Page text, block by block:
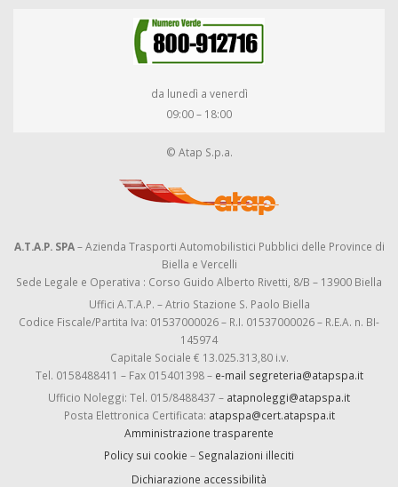
da lunedì a venerdì
09:00 – 18:00
© Atap S.p.a.
A.T.A.P. SPA– Azienda Trasporti Automobilistici Pubblici delle Province di
Biella e Vercelli
Sede Legale e Operativa : Corso Guido Alberto Rivetti, 8/B – 13900 Biella
Uffici A.T.A.P. – Atrio Stazione S. Paolo Biella
Codice Fiscale/Partita Iva: 01537000026 – R.I. 01537000026 – R.E.A. n. BI-
145974
Capitale Sociale € 13.025.313,80 i.v.
Tel. 0158488411 – Fax 015401398 – e-mail segreteria@atapspa.it
Ufficio Noleggi: Tel. 015/8488437 – atapnoleggi@atapspa.it
Posta Elettronica Certificata: atapspa@cert.atapspa.it
Amministrazione trasparente
Policy sui cookie – Segnalazioni illeciti
Dichiarazione accessibilità